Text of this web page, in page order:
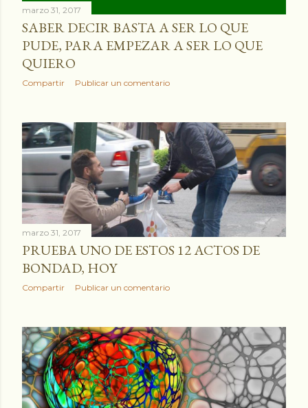
a
s
marzo 31, 2017
SABER DECIR BASTA A SER LO QUE
PUDE, PARA EMPEZAR A SER LO QUE
QUIERO
Compartir Publicar un comentario
marzo 31, 2017
PRUEBA UNO DE ESTOS 12 ACTOS DE
BONDAD, HOY
Compartir Publicar un comentario